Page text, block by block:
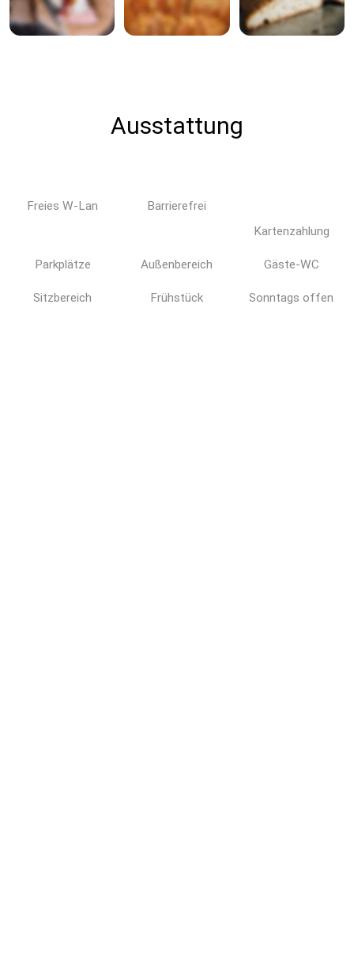
Ausstattung
Freies W-Lan
Barrierefrei
Kartenzahlung
Parkplätze Außenbereich Gäste-WC
Sitzbereich Frühstück Sonntags offen